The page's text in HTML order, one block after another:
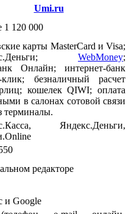
Umi.ru
120 000
карты MasterCard и Visa;
WebMoney;
Онлайн; интернет-банк
клик; безналичный расчет
кошелек QIWI; оплата
в салонах сотовой связи
терминалы.
Яндекс.Деньги,
редакторе
и Google